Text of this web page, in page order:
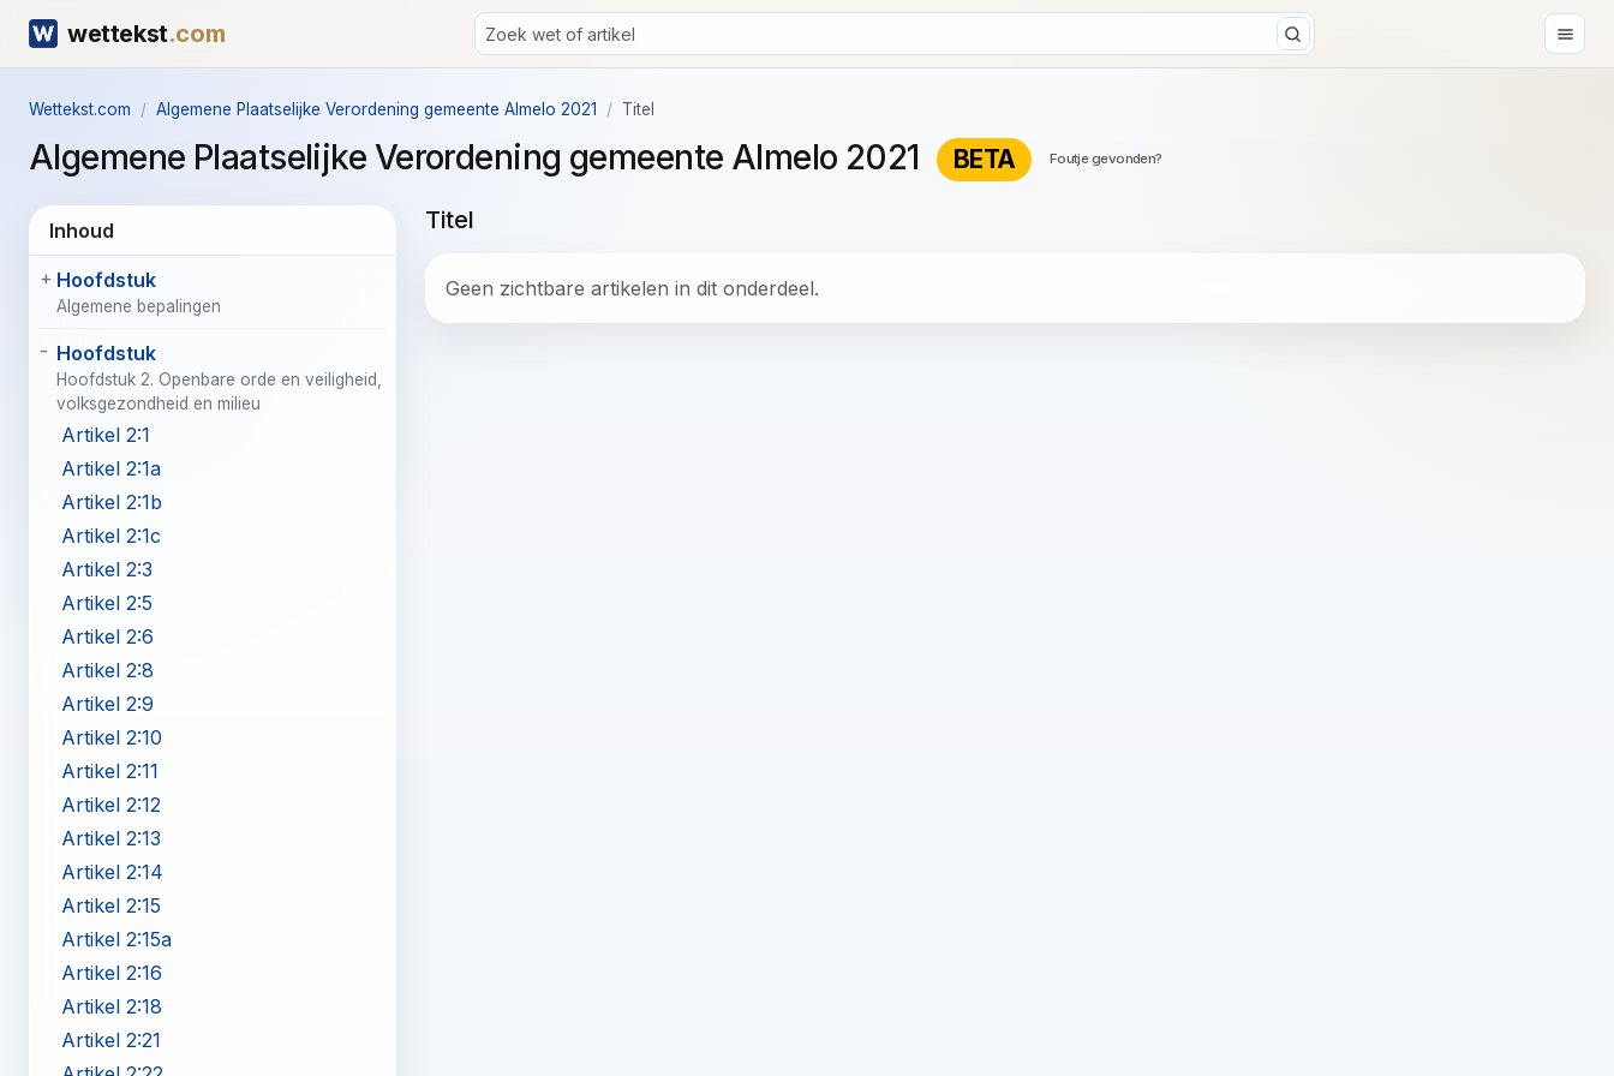
wettekst.com
Wettekst.com Algemene Plaatselijke Verordening gemeente Almelo 2021 Titel
Algemene Plaatselijke Verordening gemeente Almelo 2021 BETA Foutje gevonden?
Inhoud
Hoofdstuk
Algemene bepalingen
Hoofdstuk
Hoofdstuk 2. Openbare orde en veiligheid,
volksgezondheid en milieu
Artikel 2:1
Artikel 2:1a
Artikel 2:1b
Artikel 2:1c
Artikel 2:3
Artikel 2:5
Artikel 2:6
Artikel 2:8
Artikel 2:9
Artikel 2:10
Artikel 2:11
Artikel 2:12
Artikel 2:13
Artikel 2:14
Artikel 2:15
Artikel 2:15a
Artikel 2:16
Artikel 2:18
Artikel 2:21
Titel
Geen zichtbare artikelen in dit onderdeel.